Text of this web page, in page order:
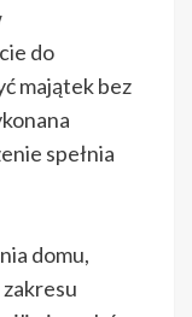
do
majątek bez
spełnia
domu,